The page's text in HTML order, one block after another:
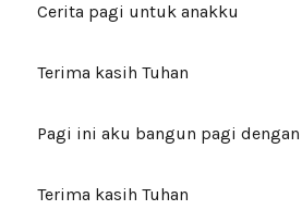
Cerita pagi untuk anakku
Terima kasih Tuhan
Pagi ini aku bangun pagi
Terima kasih Tuhan